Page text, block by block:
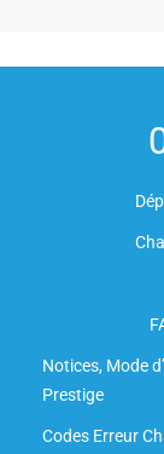
Notices, Mode
Prestige
Codes Erreur